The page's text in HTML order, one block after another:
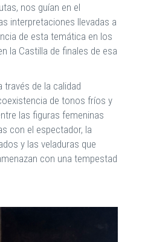
nos guían en el
interpretaciones llevadas a
de esta temática en los
la Castilla de finales de esa
través de la calidad
de tonos fríos y
las figuras femeninas
con el espectador, la
y las veladuras que
con una tempestad